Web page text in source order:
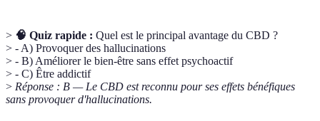
> 🧠 Quiz rapide : Quel est le principal avantage du CBD ?
> - A) Provoquer des hallucinations
> - B) Améliorer le bien-être sans effet psychoactif
> - C) Être addictif
> Réponse : B — Le CBD est reconnu pour ses effets bénéfiques
sans provoquer d'hallucinations.